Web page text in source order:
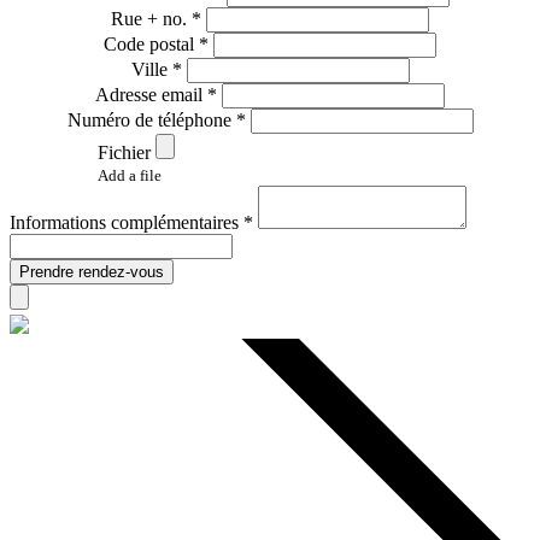
Rue + no. *
Code postal *
Ville *
Adresse email *
Numéro de téléphone *
Fichier
Add a file
Informations complémentaires *
Prendre rendez-vous